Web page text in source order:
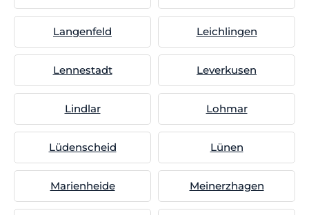
Langenfeld Leichlingen
Lennestadt Leverkusen
Lindlar Lohmar
Lüdenscheid Lünen
Marienheide Meinerzhagen